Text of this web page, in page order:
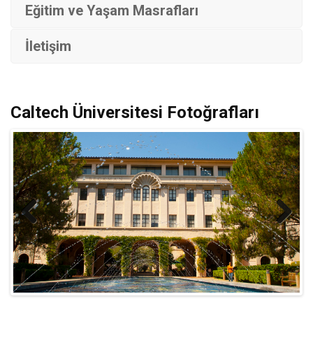
Eğitim ve Yaşam Masrafları
İletişim
Caltech Üniversitesi Fotoğrafları